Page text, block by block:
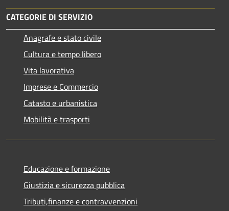
CATEGORIE DI SERVIZIO
Anagrafe e stato civile
Cultura e tempo libero
Vita lavorativa
Imprese e Commercio
Catasto e urbanistica
Mobilità e trasporti
Educazione e formazione
Giustizia e sicurezza pubblica
Tributi,finanze e contravvenzioni